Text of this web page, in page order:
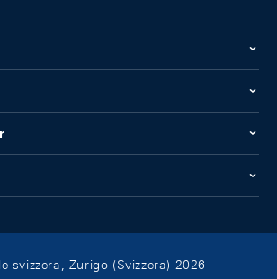
svizzera, Zurigo (Svizzera) 2026